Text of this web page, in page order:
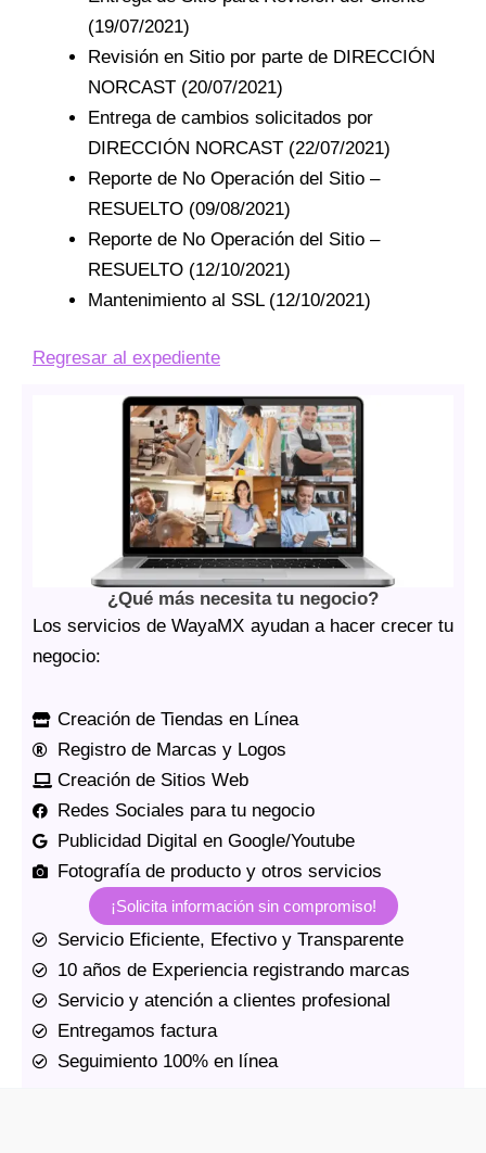
(19/07/2021)
Revisión en Sitio por parte de DIRECCIÓN
NORCAST (20/07/2021)
Entrega de cambios solicitados por
DIRECCIÓN NORCAST (22/07/2021)
Reporte de No Operación del Sitio –
RESUELTO (09/08/2021)
Reporte de No Operación del Sitio –
RESUELTO (12/10/2021)
Mantenimiento al SSL (12/10/2021)
Regresar al expediente
¿Qué más necesita tu negocio?
Los servicios de WayaMX ayudan a hacer crecer tu
negocio:
Creación de Tiendas en Línea
Registro de Marcas y Logos
Creación de Sitios Web
Redes Sociales para tu negocio
Publicidad Digital en Google/Youtube
Fotografía de producto y otros servicios
¡Solicita información sin compromiso!
Servicio Eficiente, Efectivo y Transparente
10 años de Experiencia registrando marcas
Servicio y atención a clientes profesional
Entregamos factura
Seguimiento 100% en línea